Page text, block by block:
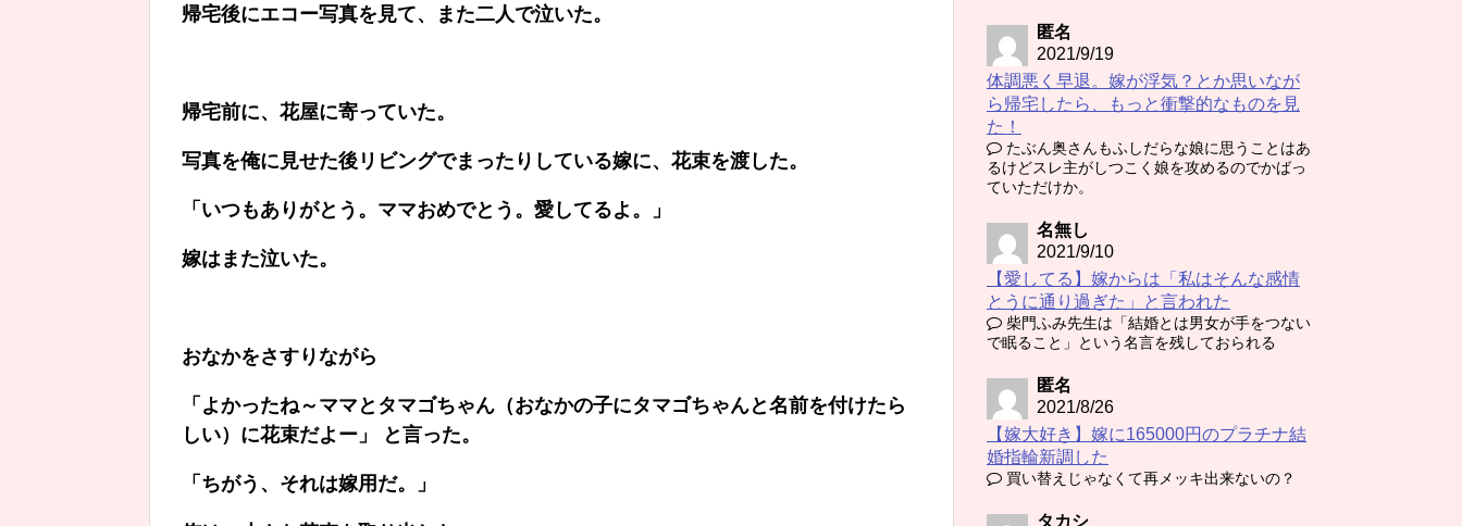
帰宅後にエコー写真を見て、また二人で泣いた。
帰宅前に、花屋に寄っていた。
写真を俺に見せた後リビングでまったりしている嫁に、花束を渡した。
「いつもありがとう。ママおめでとう。愛してるよ。」
嫁はまた泣いた。
おなかをさすりながら
「よかったね～ママとタマゴちゃん（おなかの子にタマゴちゃんと名前を付けたら
しい）に花束だよー」 と言った。
「ちがう、それは嫁用だ。」
匿名
2021/9/19
体調悪く早退。嫁が浮気？とか思いなが
ら帰宅したら、もっと衝撃的なものを見
た！
たぶん奥さんもふしだらな娘に思うことはあ
るけどスレ主がしつこく娘を攻めるのでかばっ
ていただけか。
名無し
2021/9/10
【愛してる】嫁からは「私はそんな感情
とうに通り過ぎた」と言われた
柴門ふみ先生は「結婚とは男女が手をつない
で眠ること」という名言を残しておられる
匿名
2021/8/26
【嫁大好き】嫁に165000円のプラチナ結
婚指輪新調した
買い替えじゃなくて再メッキ出来ないの？
タカシ